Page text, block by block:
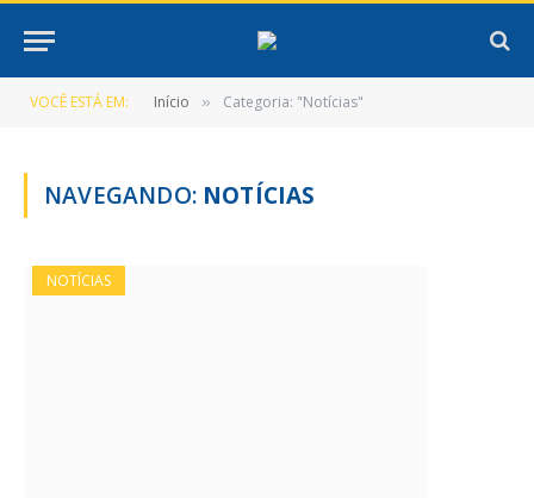
VOCÊ ESTÁ EM: Início » Categoria: "Notícias"
NAVEGANDO: NOTÍCIAS
NOTÍCIAS